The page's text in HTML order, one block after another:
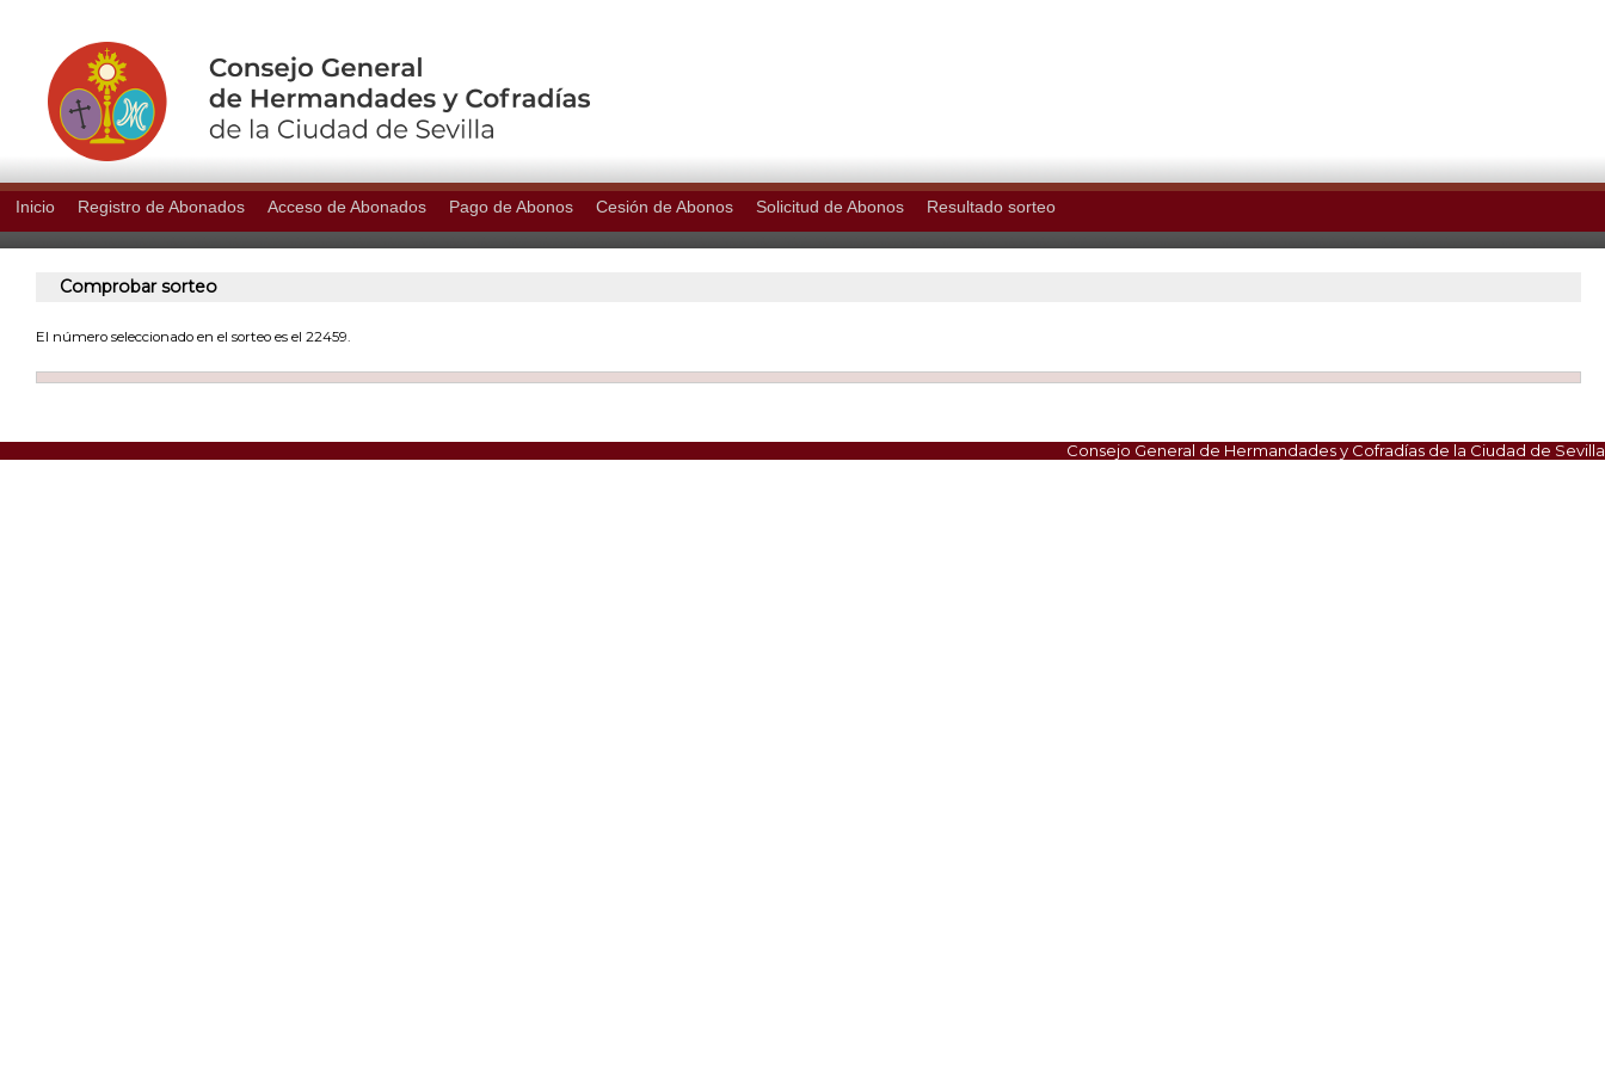
Inicio Registro de Abonados Acceso de Abonados Pago de Abonos Cesión de Abonos Solicitud de Abonos Resultado sorteo
Comprobar sorteo
El número seleccionado en el sorteo es el 22459.
Consejo General de Hermandades y Cofradías de la Ciudad de Sevilla